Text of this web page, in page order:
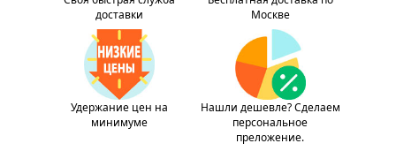
доставки
Москве
Удержание цен на
минимуме
Нашли дешевле? Сделаем
персональное
преложение.